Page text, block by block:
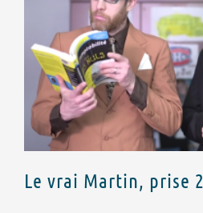
Le vrai Martin, prise 2